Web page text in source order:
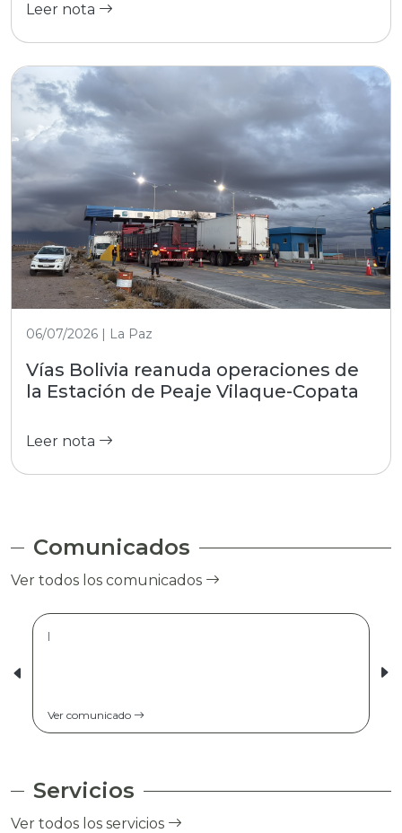
Leer nota
06/07/2026 | La Paz
Vías Bolivia reanuda operaciones de
la Estación de Peaje Vilaque-Copata
Leer nota
Comunicados
Ver todos los comunicados
|
Ver comunicado
Servicios
Ver todos los servicios